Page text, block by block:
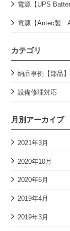
電源【UPS
電源【Antec製
カテゴリ
納品事例【部品】
設備修理対応
月別アーカイブ
2021年3月
2020年10月
2020年6月
2019年4月
2019年3月